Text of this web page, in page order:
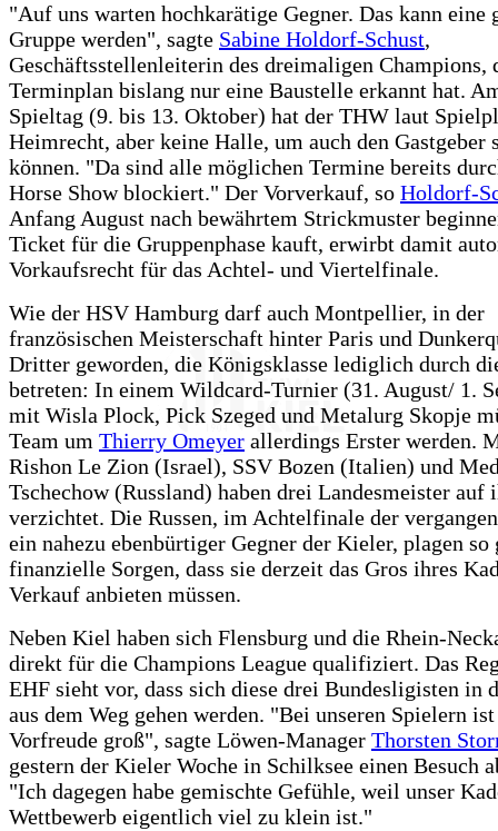
"Auf uns warten hochkarätige Gegner. Das kann eine
Gruppe werden", sagte Sabine Holdorf-Schust,
Geschäftsstellenleiterin des dreimaligen Champions,
Terminplan bislang nur eine Baustelle erkannt hat.
Spieltag (9. bis 13. Oktober) hat der THW laut
Heimrecht, aber keine Halle, um auch den Gastgeber
können. "Da sind alle möglichen Termine bereits
Horse Show blockiert." Der Vorverkauf, so Holdorf-
Anfang August nach bewährtem Strickmuster
Ticket für die Gruppenphase kauft, erwirbt damit
Vorkaufsrecht für das Achtel- und Viertelfinale.
Wie der HSV Hamburg darf auch Montpellier, in der
französischen Meisterschaft hinter Paris und
Dritter geworden, die Königsklasse lediglich durch
betreten: In einem Wildcard-Turnier (31. August/ 1.
mit Wisla Plock, Pick Szeged und Metalurg Skopje
Team um Thierry Omeyer allerdings Erster werden.
Rishon Le Zion (Israel), SSV Bozen (Italien) und
Tschechow (Russland) haben drei Landesmeister auf
verzichtet. Die Russen, im Achtelfinale der
ein nahezu ebenbürtiger Gegner der Kieler, plagen so
finanzielle Sorgen, dass sie derzeit das Gros ihres
Verkauf anbieten müssen.
Neben Kiel haben sich Flensburg und die Rhein-
direkt für die Champions League qualifiziert. Das
EHF sieht vor, dass sich diese drei Bundesligisten in
aus dem Weg gehen werden. "Bei unseren Spielern
Vorfreude groß", sagte Löwen-Manager Thorsten
gestern der Kieler Woche in Schilksee einen Besuch
"Ich dagegen habe gemischte Gefühle, weil unser
Wettbewerb eigentlich viel zu klein ist."